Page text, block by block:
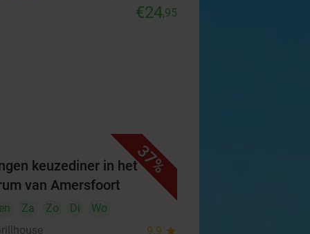
€24,95
37%
keuzediner in het
van Amersfoort
Za Zo Di
Wo
9.9 star